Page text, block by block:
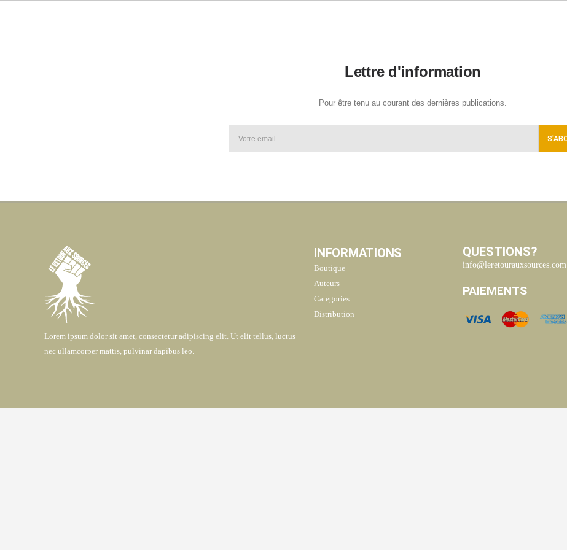
Lettre d'information
Pour être tenu au courant des dernières publications.
Lorem ipsum dolor sit amet, consectetur adipiscing elit. Ut elit tellus, luctus
nec ullamcorper mattis, pulvinar dapibus leo.
INFORMATIONS
Boutique
Auteurs
Categories
Distribution
QUESTIONS?
info@leretourauxsources.com
PAIEMENTS